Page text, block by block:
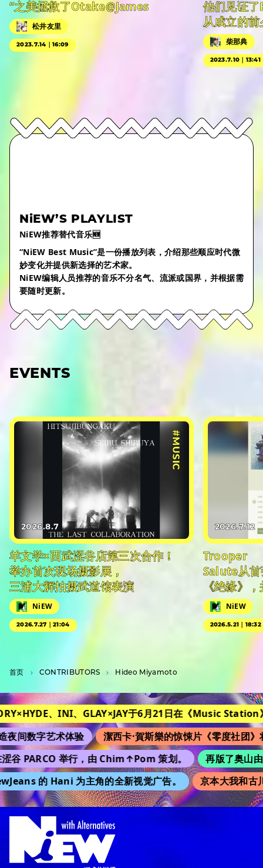
“之美拯救了Otake@James
松井友里
2023.7.14｜16:09
他们见证
从成立的
柴那典
2023.7.10｜13:41
NiEW’S PLAYLIST
NiEW推荐替代音乐🆕
“NiEW Best Music”是一份播放列表，介绍那些顺应时代微
妙变化并提供新选择的艺术家。
NiEW编辑人员推荐的音乐不分名气、流派或国界，并根据需
要随时更新。
EVENTS
#MUSIC
2026.8.7
羊文学×西武涩谷店第三次合作！
举办首次现场摄影展，
三浦大辉拍摄武道馆表演
NiEW
2026.7.27｜21:04
2026.7.12
Trooper
Salute从首
《绝缘》
NiEW
2026.5.21｜18:32
首页 C­O­N­T­R­I­B­U­T­O­R­S Hideo Miyamoto
、INI、GLAY×JAY于6月21日在《Music Station》
数字艺术体验
潔西卡·賀斯樂的惊悚片《零度社团》将
PARCO 举行，由 Chim↑Pom 策划。
再版了奥山由
的 Hani 为主角的全新视觉广告。
京本大我和古川